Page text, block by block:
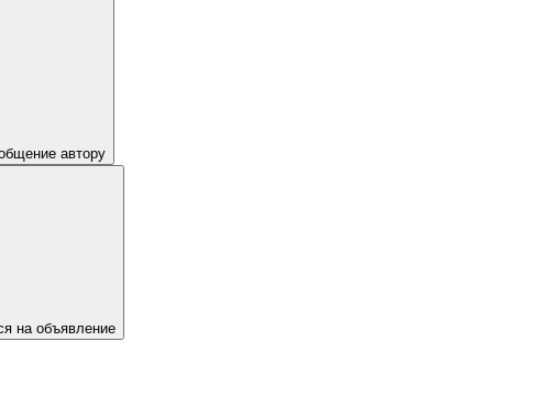
автору
на объявление